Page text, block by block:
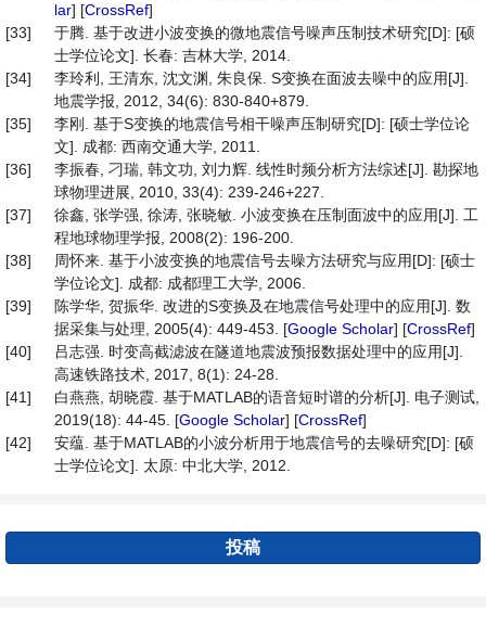
lar] [CrossRef]
[33]
于腾. 基于改进小波变换的微地震信号噪声压制技术研究[D]: [硕
士学位论文]. 长春: 吉林大学, 2014.
[34]
李玲利, 王清东, 沈文渊, 朱良保. S变换在面波去噪中的应用[J].
地震学报, 2012, 34(6): 830-840+879.
[35]
李刚. 基于S变换的地震信号相干噪声压制研究[D]: [硕士学位论
文]. 成都: 西南交通大学, 2011.
[36]
李振春, 刁瑞, 韩文功, 刘力辉. 线性时频分析方法综述[J]. 勘探地
球物理进展, 2010, 33(4): 239-246+227.
[37]
徐鑫, 张学强, 徐涛, 张晓敏. 小波变换在压制面波中的应用[J]. 工
程地球物理学报, 2008(2): 196-200.
[38]
周怀来. 基于小波变换的地震信号去噪方法研究与应用[D]: [硕士
学位论文]. 成都: 成都理工大学, 2006.
[39]
陈学华, 贺振华. 改进的S变换及在地震信号处理中的应用[J]. 数
据采集与处理, 2005(4): 449-453. [Google Scholar] [CrossRef]
[40]
吕志强. 时变高截滤波在隧道地震波预报数据处理中的应用[J].
高速铁路技术, 2017, 8(1): 24-28.
[41]
白燕燕, 胡晓霞. 基于MATLAB的语音短时谱的分析[J]. 电子测试,
2019(18): 44-45. [Google Scholar] [CrossRef]
[42]
安蕴. 基于MATLAB的小波分析用于地震信号的去噪研究[D]: [硕
士学位论文]. 太原: 中北大学, 2012.
投稿